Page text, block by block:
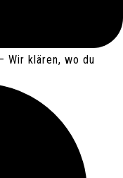
Wir klären, wo du